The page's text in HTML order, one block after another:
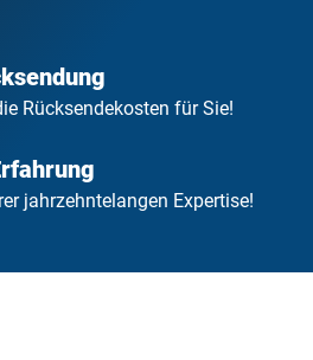
Rücksendekosten für Sie!
jahrzehntelangen Expertise!